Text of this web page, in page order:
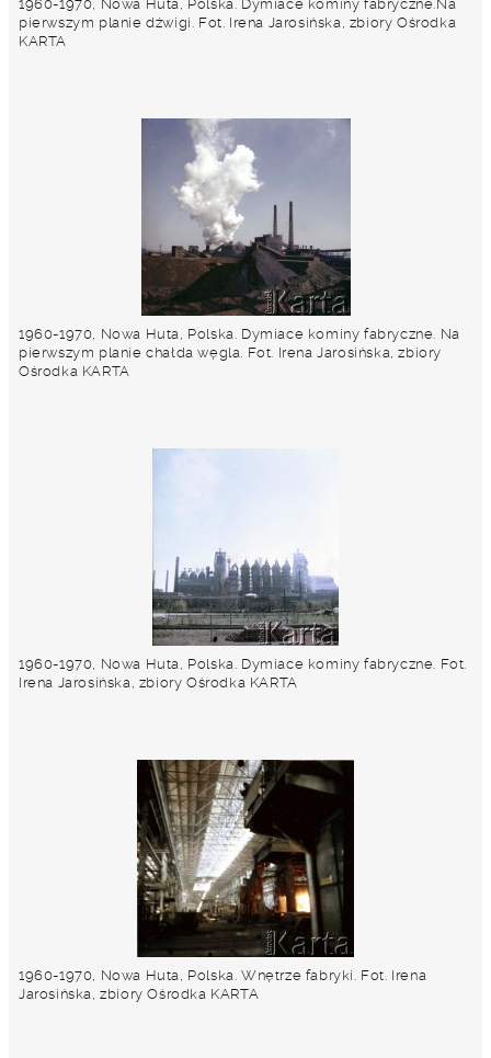
1960-1970, Nowa Huta, Polska. Dymiace kominy fabryczne.Na
pierwszym planie dźwigi. Fot. Irena Jarosińska, zbiory Ośrodka
KARTA
1960-1970, Nowa Huta, Polska. Dymiace kominy fabryczne. Na
pierwszym planie chałda węgla. Fot. Irena Jarosińska, zbiory
Ośrodka KARTA
1960-1970, Nowa Huta, Polska. Dymiace kominy fabryczne. Fot.
Irena Jarosińska, zbiory Ośrodka KARTA
1960-1970, Nowa Huta, Polska. Wnętrze fabryki. Fot. Irena
Jarosińska, zbiory Ośrodka KARTA